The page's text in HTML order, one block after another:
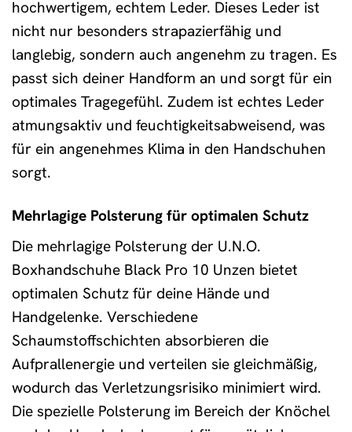
hochwertigem, echtem Leder. Dieses Leder ist
nicht nur besonders strapazierfähig und
langlebig, sondern auch angenehm zu tragen. Es
passt sich deiner Handform an und sorgt für ein
optimales Tragegefühl. Zudem ist echtes Leder
atmungsaktiv und feuchtigkeitsabweisend, was
für ein angenehmes Klima in den Handschuhen
sorgt.
Mehrlagige Polsterung für optimalen Schutz
Die mehrlagige Polsterung der U.N.O.
Boxhandschuhe Black Pro 10 Unzen bietet
optimalen Schutz für deine Hände und
Handgelenke. Verschiedene
Schaumstoffschichten absorbieren die
Aufprallenergie und verteilen sie gleichmäßig,
wodurch das Verletzungsrisiko minimiert wird.
Die spezielle Polsterung im Bereich der Knöchel